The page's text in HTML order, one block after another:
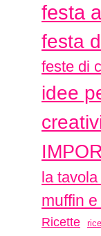
festa
festa
feste di
idee
la
muffin
Ricette